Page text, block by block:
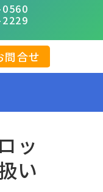
問合せ
ッ
い